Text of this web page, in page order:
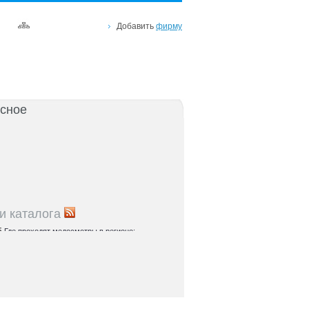
Добавить фирму
каталога
Где проходят медосмотры в регионе: